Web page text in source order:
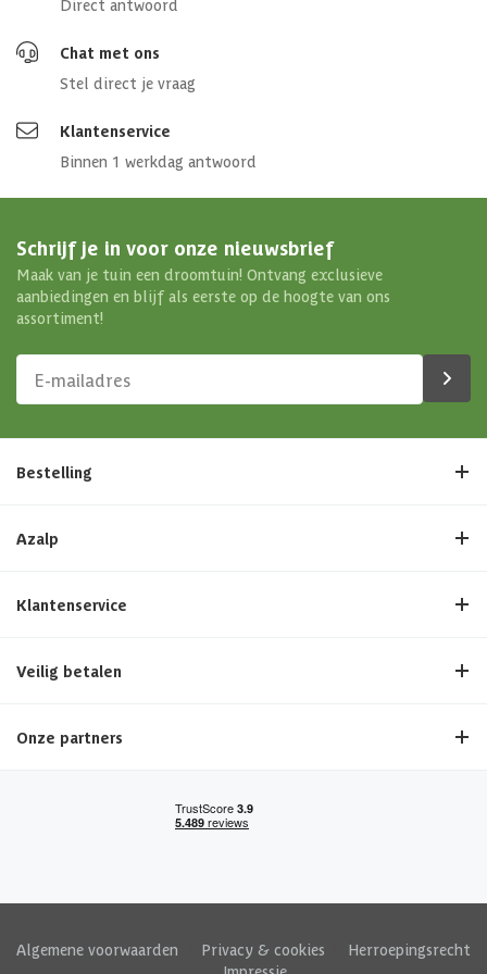
Direct antwoord
Chat met ons
Stel direct je vraag
Klantenservice
Binnen 1 werkdag antwoord
Schrijf je in voor onze nieuwsbrief
Maak van je tuin een droomtuin! Ontvang exclusieve
aanbiedingen en blijf als eerste op de hoogte van ons
assortiment!
Bestelling
Azalp
Klantenservice
Veilig betalen
Onze partners
Algemene voorwaarden Privacy & cookies
Herroepingsrecht